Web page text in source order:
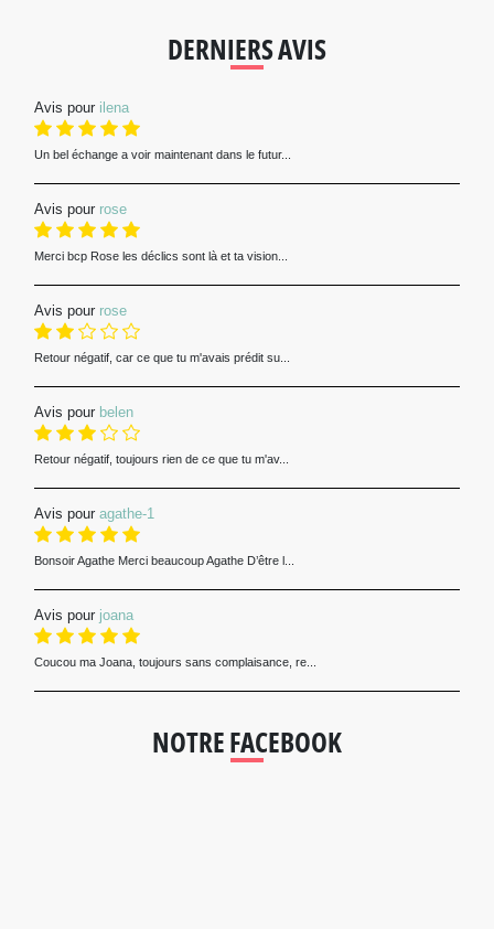
DERNIERS AVIS
Avis pour ilena
Un bel échange a voir maintenant dans le futur...
Avis pour rose
Merci bcp Rose les déclics sont là et ta vision...
Avis pour rose
Retour négatif, car ce que tu m'avais prédit su...
Avis pour belen
Retour négatif, toujours rien de ce que tu m'av...
Avis pour agathe-1
Bonsoir Agathe Merci beaucoup Agathe D’être l...
Avis pour joana
Coucou ma Joana, toujours sans complaisance, re...
NOTRE FACEBOOK